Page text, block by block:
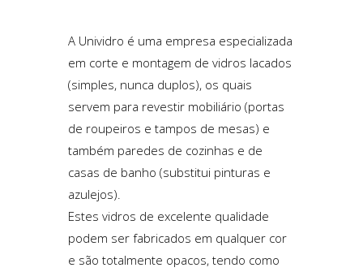
A Unividro é uma empresa especializada
em corte e montagem de vidros lacados
(simples, nunca duplos), os quais
servem para revestir mobiliário (portas
de roupeiros e tampos de mesas) e
também paredes de cozinhas e de
casas de banho (substitui pinturas e
azulejos).
Estes vidros de excelente qualidade
podem ser fabricados em qualquer cor
e são totalmente opacos, tendo como